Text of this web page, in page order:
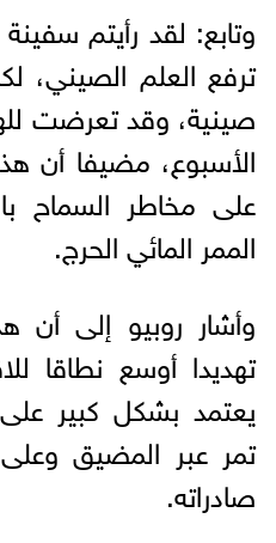
وتابع: لقد رأيتم
ترفع العلم الصيني،
صينية، وقد تعرضت
الأسبوع، مضيفا أن
على مخاطر السماح
الممر المائي الحرج.
وأشار روبيو إلى أن
تهديدا أوسع نطاقا
يعتمد بشكل كبير
تمر عبر المضيق
صادراته.